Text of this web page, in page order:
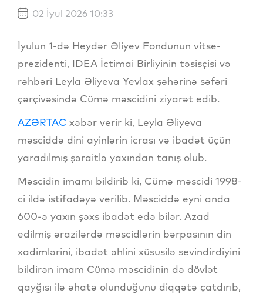
02 İyul 2026 10:33
İyulun 1-də Heydər Əliyev Fondunun vitse-
prezidenti, IDEA İctimai Birliyinin təsisçisi və
rəhbəri Leyla Əliyeva Yevlax şəhərinə səfəri
çərçivəsində Cümə məscidini ziyarət edib.
AZƏRTAC xəbər verir ki, Leyla Əliyeva
məsciddə dini ayinlərin icrası və ibadət üçün
yaradılmış şəraitlə yaxından tanış olub.
Məscidin imamı bildirib ki, Cümə məscidi 1998-
ci ildə istifadəyə verilib. Məsciddə eyni anda
600-ə yaxın şəxs ibadət edə bilər. Azad
edilmiş ərazilərdə məscidlərin bərpasının din
xadimlərini, ibadət əhlini xüsusilə sevindirdiyini
bildirən imam Cümə məscidinin də dövlət
qayğısı ilə əhatə olunduğunu diqqətə çatdırıb,